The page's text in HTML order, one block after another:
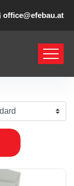
office@efebau.at